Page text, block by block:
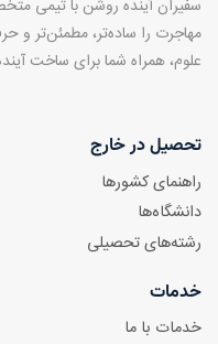
سفیران آینده روشن با تیمی
مهاجرت را ساده‌تر، مطمئن‌تر و
علوم، همراه شما برای ساخت
تحصیل در خارج
راهنمای کشورها
دانشگاه‌ها
رشته‌های تحصیلی
خدمات
خدمات با ما